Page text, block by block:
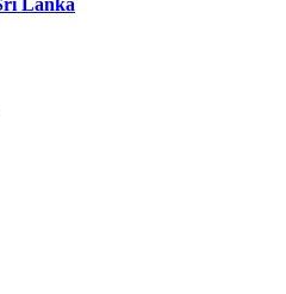
Lanka